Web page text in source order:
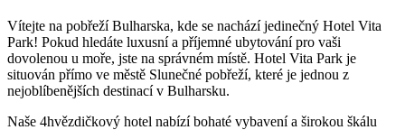
Vítejte na pobřeží Bulharska, kde se nachází jedinečný Hotel Vita
Park! Pokud hledáte luxusní a příjemné ubytování pro vaši
dovolenou u moře, jste na správném místě. Hotel Vita Park je
situován přímo ve městě Slunečné pobřeží, které je jednou z
nejoblíbenějších destinací v Bulharsku.
Naše 4hvězdičkový hotel nabízí bohaté vybavení a širokou škálu